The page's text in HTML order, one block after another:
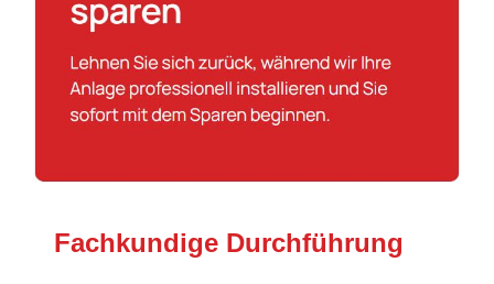
Fachkundige Durchführung